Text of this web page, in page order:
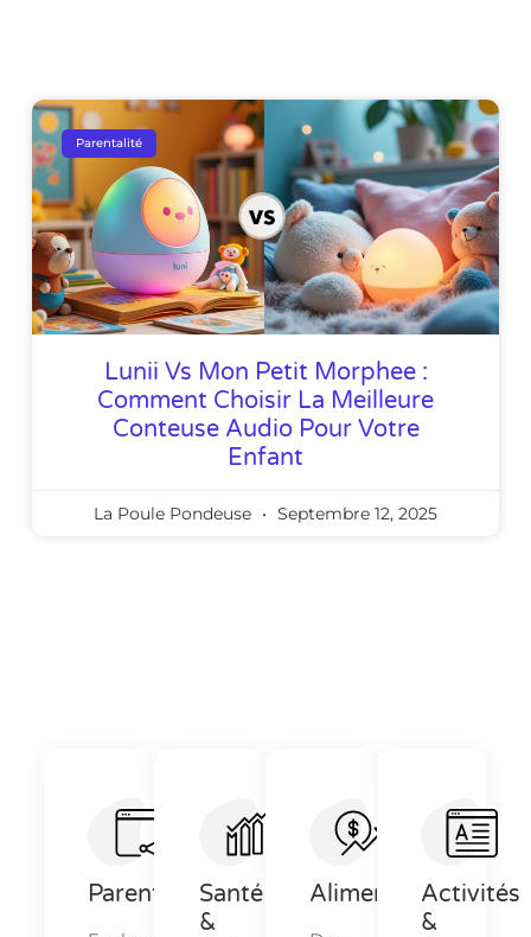
Parentalité
Lunii Vs Mon Petit Morphee :
Comment Choisir La Meilleure
Conteuse Audio Pour Votre
Enfant
La Poule Pondeuse Septembre 12, 2025
ParentalitéSanté
&
AlimentationActivités
&